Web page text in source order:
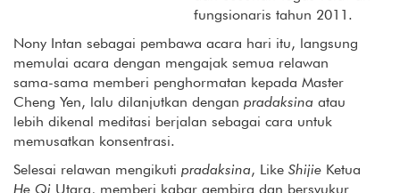
fungsionaris tahun 2011.
Nony Intan sebagai pembawa acara hari itu, langsung
memulai acara dengan mengajak semua relawan
sama-sama memberi penghormatan kepada Master
Cheng Yen, lalu dilanjutkan dengan pradaksina atau
lebih dikenal meditasi berjalan sebagai cara untuk
memusatkan konsentrasi.
Selesai relawan mengikuti pradaksina, Like Shijie Ketua
He Qi Utara, memberi kabar gembira dan bersyukur